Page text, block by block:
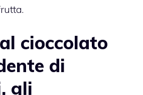
cioccolato
di
gli